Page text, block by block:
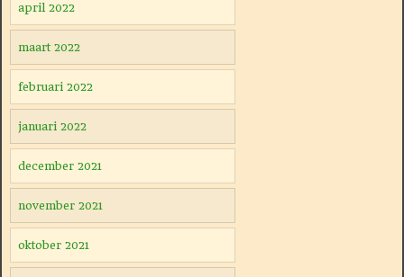
april 2022
maart 2022
februari 2022
januari 2022
december 2021
november 2021
oktober 2021